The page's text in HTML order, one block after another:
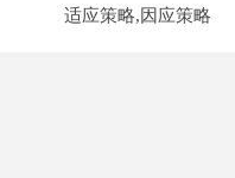
适应策略,因应策略